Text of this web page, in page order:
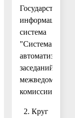
Государственная
информационная
система
"Система
автоматизации
заседаний
комиссии".
2. Круг